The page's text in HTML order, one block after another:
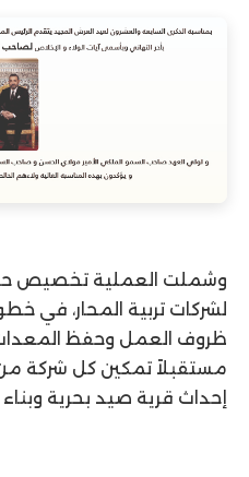
وشملت العملية تخصيص
لشركات تربية المحار، في
ظروف العمل وحفظ المعدات
مستقبلاً تمكين كل شركة
إحداث قرية صيد بحرية